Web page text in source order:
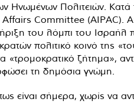
Ηνωμένων Πολιτειών.
Committee (AIPAC).
του λόμπι του
πολιτικό κοινό της
ζήτημα»,
τη δημόσια γνώμη.
είναι σήμερα, χωρίς να